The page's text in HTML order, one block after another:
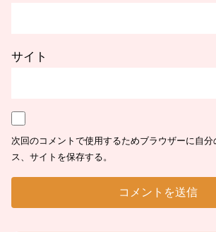
サイト
次回のコメントで使用するためブラウザーに自
ス、サイトを保存する。